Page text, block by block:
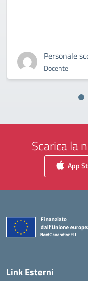
Personale
Docente
Scarica la
App
Link Esterni